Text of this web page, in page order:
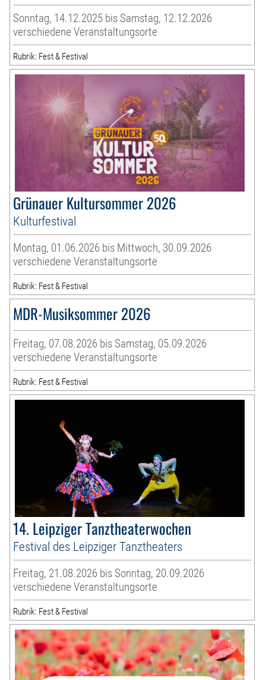
Sonntag, 14.12.2025 bis Samstag, 12.12.2026
verschiedene Veranstaltungsorte
Rubrik: Fest & Festival
Grünauer Kultursommer 2026
Kulturfestival
Montag, 01.06.2026 bis Mittwoch, 30.09.2026
verschiedene Veranstaltungsorte
Rubrik: Fest & Festival
MDR-Musiksommer 2026
Freitag, 07.08.2026 bis Samstag, 05.09.2026
verschiedene Veranstaltungsorte
Rubrik: Fest & Festival
14. Leipziger Tanztheaterwochen
Festival des Leipziger Tanztheaters
Freitag, 21.08.2026 bis Sonntag, 20.09.2026
verschiedene Veranstaltungsorte
Rubrik: Fest & Festival